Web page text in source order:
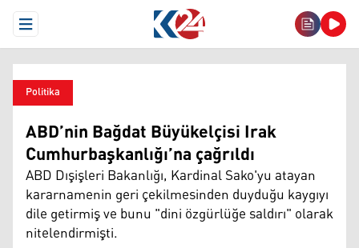
Open Menu
Politika
ABD’nin Bağdat Büyükelçisi Irak
Cumhurbaşkanlığı’na çağrıldı
ABD Dışişleri Bakanlığı, Kardinal Sako'yu atayan
kararnamenin geri çekilmesinden duyduğu kaygıyı
dile getirmiş ve bunu "dini özgürlüğe saldırı" olarak
nitelendirmişti.